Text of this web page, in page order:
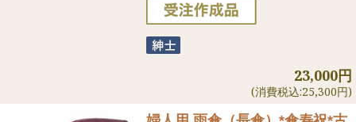
23,000円
(消費税込:25,300円)